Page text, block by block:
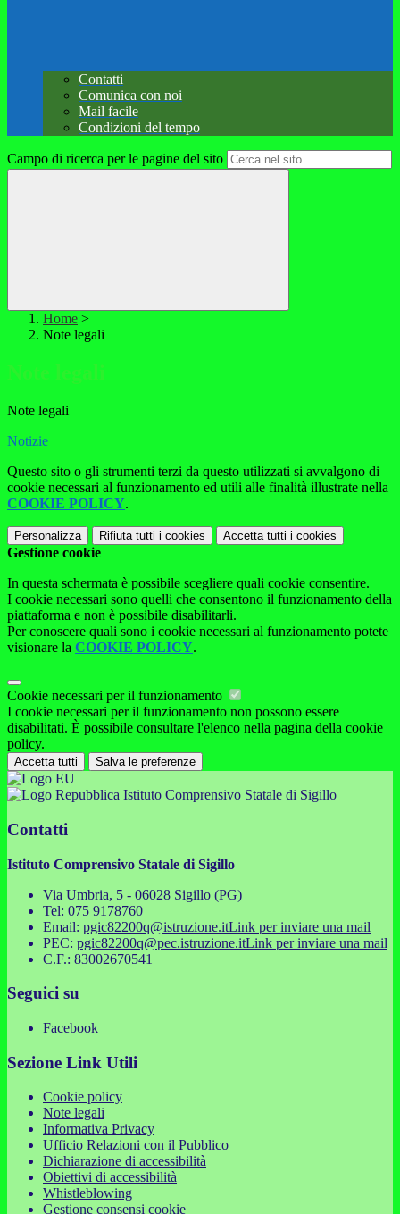
Contatti
Comunica con noi
Mail facile
Condizioni del tempo
Campo di ricerca per le pagine del sito
Home >
Note legali
Note legali
Note legali
Notizie
Questo sito o gli strumenti terzi da questo utilizzati si avvalgono di
cookie necessari al funzionamento ed utili alle finalità illustrate nella
COOKIE POLICY.
Personalizza Rifiuta tutti i cookies Accetta tutti i cookies
Gestione cookie
In questa schermata è possibile scegliere quali cookie consentire.
I cookie necessari sono quelli che consentono il funzionamento della
piattaforma e non è possibile disabilitarli.
Per conoscere quali sono i cookie necessari al funzionamento potete
visionare la COOKIE POLICY.
Cookie necessari per il funzionamento
I cookie necessari per il funzionamento non possono essere
disabilitati. È possibile consultare l'elenco nella pagina della cookie
policy.
Accetta tutti Salva le preferenze
Istituto Comprensivo Statale di Sigillo
Contatti
Istituto Comprensivo Statale di Sigillo
Via Umbria, 5 - 06028 Sigillo (PG)
Tel: 075 9178760
Email: pgic82200q@istruzione.itLink per inviare una mail
PEC: pgic82200q@pec.istruzione.itLink per inviare una mail
C.F.: 83002670541
Seguici su
Facebook
Sezione Link Utili
Cookie policy
Note legali
Informativa Privacy
Ufficio Relazioni con il Pubblico
Dichiarazione di accessibilità
Obiettivi di accessibilità
Whistleblowing
Gestione consensi cookie